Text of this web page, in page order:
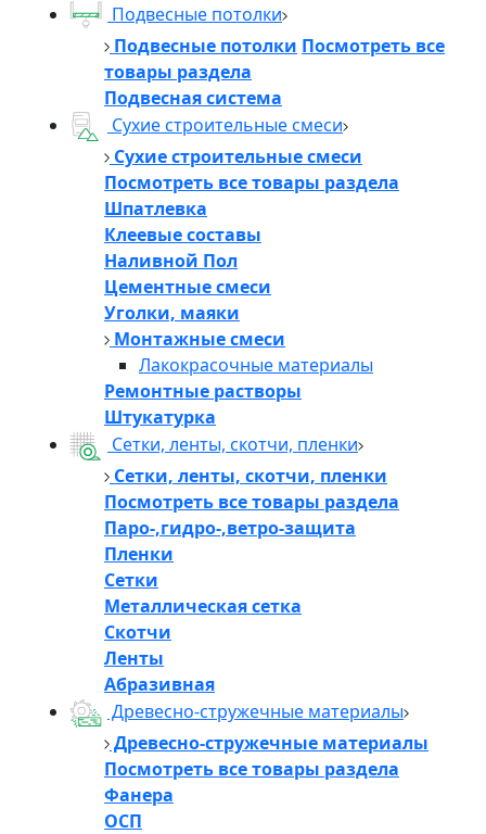
Подвесные потолки
Подвесные потолки Посмотреть все
товары раздела
Подвесная система
Сухие строительные смеси
Сухие строительные смеси
Посмотреть все товары раздела
Шпатлевка
Клеевые составы
Наливной Пол
Цементные смеси
Уголки, маяки
Монтажные смеси
Лакокрасочные материалы
Ремонтные растворы
Штукатурка
Сетки, ленты, скотчи, пленки
Сетки, ленты, скотчи, пленки
Посмотреть все товары раздела
Паро-,гидро-,ветро-защита
Пленки
Сетки
Металлическая сетка
Скотчи
Ленты
Абразивная
Древесно-стружечные материалы
Древесно-стружечные материалы
Посмотреть все товары раздела
Фанера
ОСП